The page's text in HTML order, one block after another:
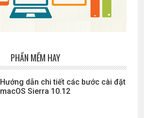
PHẦN MỀM HAY
Hướng dẫn chi tiết các bước cài đặt
macOS Sierra 10.12